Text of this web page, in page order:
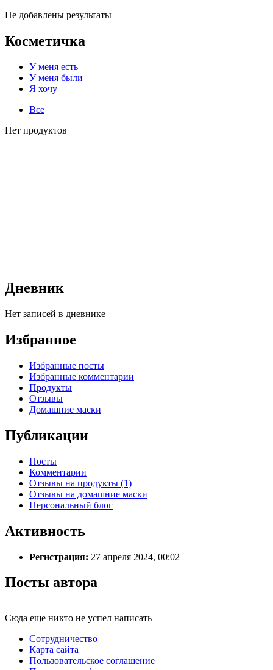
Не добавлены результаты
Косметичка
У меня есть
У меня были
Я хочу
Все
Нет продуктов
Дневник
Нет записей в дневнике
Избранное
Избранные посты
Избранные комментарии
Продукты
Отзывы
Домашние маски
Публикации
Посты
Комментарии
Отзывы на продукты (1)
Отзывы на домашние маски
Персональный блог
Активность
Регистрация: 27 апреля 2024, 00:02
Посты автора
Сюда еще никто не успел написать
Сотрудничество
Карта сайта
Пользовательское соглашение